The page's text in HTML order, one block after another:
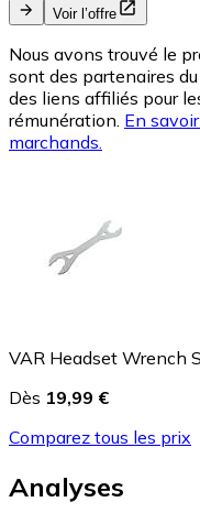
Voir l’offre
Nous avons trouvé le
sont des partenaires
des liens affiliés pour
rémunération. En
marchands.
VAR Headset Wrench
Dès 19,99 €
Comparez tous les prix
Analyses